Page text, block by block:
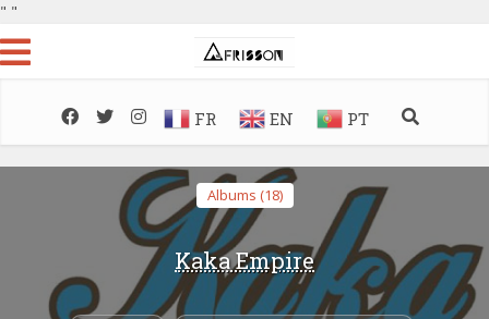
" "
FR EN PT
Albums (18)
Kaka Empire